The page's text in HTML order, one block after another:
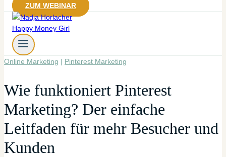
ZUM WEBINAR
Online Marketing | Pinterest Marketing
Wie funktioniert Pinterest
Marketing? Der einfache
Leitfaden für mehr Besucher und
Kunden